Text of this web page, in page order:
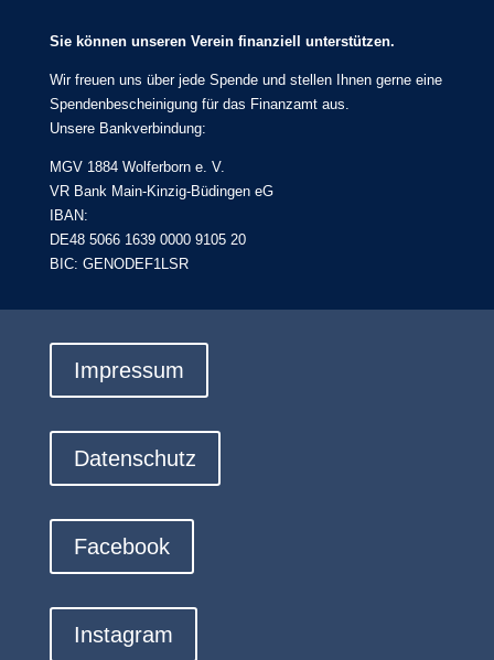
Sie können unseren Verein finanziell unterstützen.
Wir freuen uns über jede Spende und stellen Ihnen gerne eine
Spendenbescheinigung für das Finanzamt aus.
Unsere Bankverbindung:
MGV 1884 Wolferborn e. V.
VR Bank Main-Kinzig-Büdingen eG
IBAN:
DE48 5066 1639 0000 9105 20
BIC: GENODEF1LSR
Impressum
Datenschutz
Facebook
Instagram